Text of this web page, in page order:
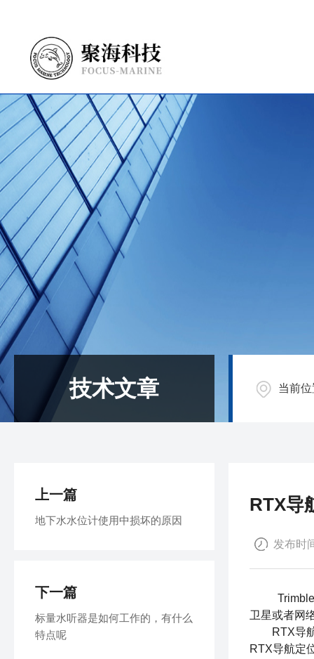
技术文章 当前
RTX导
发布时
Trimble
卫星或者网
RTX导航
RTX导航定
上一篇
地下水水位计使用中损坏的原因
下一篇
标量水听器是如何工作的，有什么
特点呢